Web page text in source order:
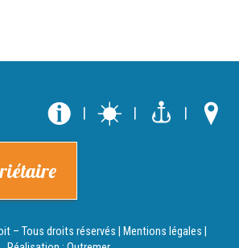
| | |
– Tous droits réservés | Mentions légales